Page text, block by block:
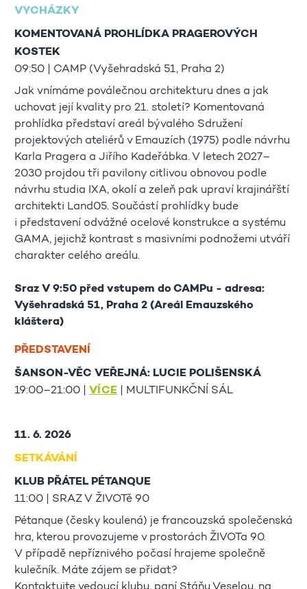
VYCHÁZKY
KOMENTOVANÁ PROHLÍDKA PRAGEROVÝCH
KOSTEK
09:50 | CAMP (Vyšehradská 51, Praha 2)
Jak vnímáme poválečnou architekturu dnes a jak
uchovat její kvality pro 21. století? Komentovaná
prohlídka představí areál bývalého Sdružení
projektových ateliérů v Emauzích (1975) podle návrhu
Karla Pragera a Jiřího Kadeřábka. V letech 2027–
2030 projdou tři pavilony citlivou obnovou podle
návrhu studia IXA, okolí a zeleň pak upraví krajinářští
architekti Land05. Součástí prohlídky bude
i představení odvážné ocelové konstrukce a systému
GAMA, jejichž kontrast s masivními podnožemi utváří
charakter celého areálu.
Sraz V 9:50 před vstupem do CAMPu - adresa:
Vyšehradská 51, Praha 2 (Areál Emauzského
kláštera)
PŘEDSTAVENÍ
ŠANSON-VĚC VEŘEJNÁ: LUCIE POLIŠENSKÁ
19:00–21:00 | VÍCE | MULTIFUNKČNÍ SÁL
11. 6. 2026
SETKÁVÁNÍ
KLUB PŘÁTEL PÉTANQUE
11:00 | SRAZ V ŽIVOTě 90
Pétanque (česky koulená) je francouzská společenská
hra, kterou provozujeme v prostorách ŽIVOTa 90.
V případě nepříznivého počasí hrajeme společně
kulečník. Máte zájem se přidat?